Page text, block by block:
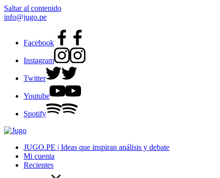
Saltar al contenido
info@jugo.pe
Facebook
Instagram
Twitter
Youtube
Spotify
JUGO.PE | Ideas que inspiran análisis y debate
Mi cuenta
Recientes